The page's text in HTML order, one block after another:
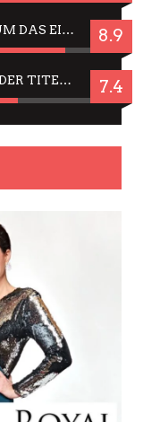
CÉSAR FÜR JIM CARREY? WARUM DAS EINER DER NERVIGSTEN ACTORS IST UND BLEIBT 8.9
JING JING: IN-THAI RÄUMT WIEDER TITEL AB – EIN ZWEI-STUNDEN-ERLEBNISBERICHT 7.4